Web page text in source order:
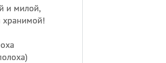
и милой,
хранимой!